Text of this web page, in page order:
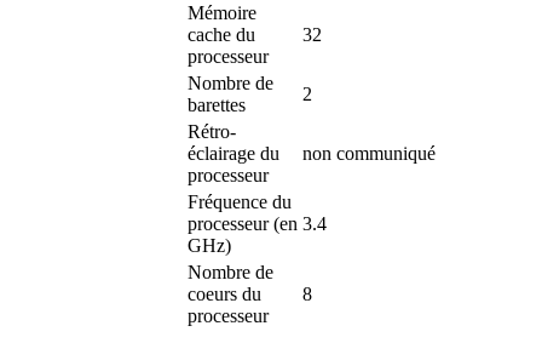
Mémoire
cache du
processeur
32
Nombre de
barettes
2
Rétro-
éclairage du
processeur
non communiqué
Fréquence du
processeur (en
GHz)
3.4
Nombre de
coeurs du
processeur
8